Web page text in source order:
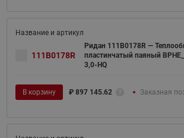
111B0178R
Ридан 111B0178R —
пластинчатый паяный
3,0-HQ
В корзину ₽ 897 145.62 Заказная